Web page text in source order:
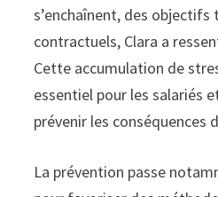
s’enchaînent, des
contractuels, Clara a
Cette accumulation de
essentiel pour les salariés
prévenir les conséquences
La prévention passe